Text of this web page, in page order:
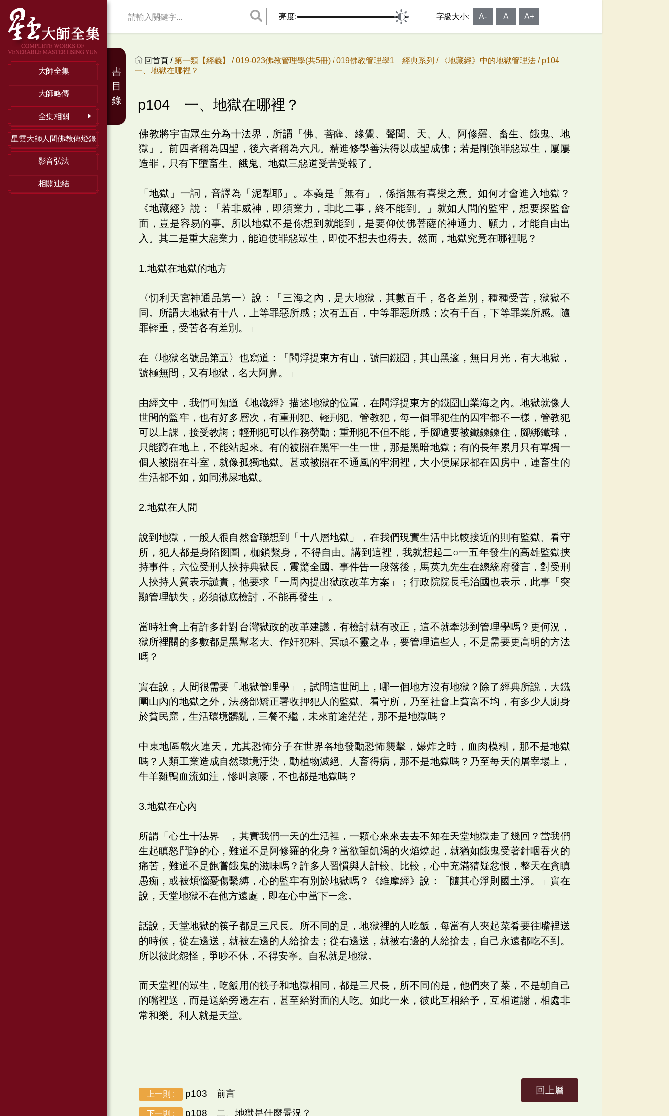
大師全集
大師略傳
全集相關
星雲大師人間佛教傳燈錄
影音弘法
相關連結
亮度: 字級大小: A- A A+
回首頁 /第一類【經義】 /019-023佛教管理學(共5冊) /019佛教管理學1 經典系列 / 《地藏經》中的地獄管理法 / p104
一、地獄在哪裡？
p104 一、地獄在哪裡？
佛教將宇宙眾生分為十法界，所謂「佛、菩薩、緣覺、聲聞、天、人、阿修羅、畜生、餓鬼、地
獄」。前四者稱為四聖，後六者稱為六凡。精進修學善法得以成聖成佛；若是剛強罪惡眾生，屢屢
造罪，只有下墮畜生、餓鬼、地獄三惡道受苦受報了。
「地獄」一詞，音譯為「泥犁耶」。本義是「無有」，係指無有喜樂之意。如何才會進入地獄？
《地藏經》說：「若非威神，即須業力，非此二事，終不能到。」就如人間的監牢，想要探監會
面，豈是容易的事。所以地獄不是你想到就能到，是要仰仗佛菩薩的神通力、願力，才能自由出
入。其二是重大惡業力，能迫使罪惡眾生，即使不想去也得去。然而，地獄究竟在哪裡呢？
1.地獄在地獄的地方
〈忉利天宮神通品第一〉說：「三海之內，是大地獄，其數百千，各各差別，種種受苦，獄獄不
同。所謂大地獄有十八，上等罪惡所感；次有五百，中等罪惡所感；次有千百，下等罪業所感。隨
罪輕重，受苦各有差別。」
在〈地獄名號品第五〉也寫道：「閻浮提東方有山，號曰鐵圍，其山黑邃，無日月光，有大地獄，
號極無間，又有地獄，名大阿鼻。」
由經文中，我們可知道《地藏經》描述地獄的位置，在閻浮提東方的鐵圍山業海之內。地獄就像人
世間的監牢，也有好多層次，有重刑犯、輕刑犯、管教犯，每一個罪犯住的囚牢都不一樣，管教犯
可以上課，接受教誨；輕刑犯可以作務勞動；重刑犯不但不能，手腳還要被鐵鍊鍊住，腳綁鐵球，
只能蹲在地上，不能站起來。有的被關在黑牢一生一世，那是黑暗地獄；有的長年累月只有單獨一
個人被關在斗室，就像孤獨地獄。甚或被關在不通風的牢洞裡，大小便屎尿都在囚房中，連畜生的
生活都不如，如同沸屎地獄。
2.地獄在人間
說到地獄，一般人很自然會聯想到「十八層地獄」，在我們現實生活中比較接近的則有監獄、看守
所，犯人都是身陷囹圄，枷鎖繫身，不得自由。講到這裡，我就想起二○一五年發生的高雄監獄挾
持事件，六位受刑人挾持典獄長，震驚全國。事件告一段落後，馬英九先生在總統府發言，對受刑
人挾持人質表示譴責，他要求「一周內提出獄政改革方案」；行政院院長毛治國也表示，此事「突
顯管理缺失，必須徹底檢討，不能再發生」。
當時社會上有許多針對台灣獄政的改革建議，有檢討就有改正，這不就牽涉到管理學嗎？更何況，
獄所裡關的多數都是黑幫老大、作奸犯科、冥頑不靈之輩，要管理這些人，不是需要更高明的方法
嗎？
實在說，人間很需要「地獄管理學」，試問這世間上，哪一個地方沒有地獄？除了經典所說，大鐵
圍山內的地獄之外，法務部矯正署收押犯人的監獄、看守所，乃至社會上貧富不均，有多少人廁身
於貧民窟，生活環境髒亂，三餐不繼，未來前途茫茫，那不是地獄嗎？
中東地區戰火連天，尤其恐怖分子在世界各地發動恐怖襲擊，爆炸之時，血肉模糊，那不是地獄
嗎？人類工業造成自然環境汙染，動植物滅絕、人畜得病，那不是地獄嗎？乃至每天的屠宰場上，
牛羊雞鴨血流如注，慘叫哀嚎，不也都是地獄嗎？
3.地獄在心內
所謂「心生十法界」，其實我們一天的生活裡，一顆心來來去去不知在天堂地獄走了幾回？當我們
生起瞋怒鬥諍的心，難道不是阿修羅的化身？當欲望飢渴的火焰燒起，就猶如餓鬼受著針咽吞火的
痛苦，難道不是飽嘗餓鬼的滋味嗎？許多人習慣與人計較、比較，心中充滿猜疑忿恨，整天在貪瞋
愚痴，或被煩惱憂傷繫縛，心的監牢有別於地獄嗎？《維摩經》說：「隨其心淨則國土淨。」實在
說，天堂地獄不在他方遠處，即在心中當下一念。
話說，天堂地獄的筷子都是三尺長。所不同的是，地獄裡的人吃飯，每當有人夾起菜肴要往嘴裡送
的時候，從左邊送，就被左邊的人給搶去；從右邊送，就被右邊的人給搶去，自己永遠都吃不到。
所以彼此怨怪，爭吵不休，不得安寧。自私就是地獄。
而天堂裡的眾生，吃飯用的筷子和地獄相同，都是三尺長，所不同的是，他們夾了菜，不是朝自己
的嘴裡送，而是送給旁邊左右，甚至給對面的人吃。如此一來，彼此互相給予，互相道謝，相處非
常和樂。利人就是天堂。
上一則 : p103 前言
下一則 : p108 二、地獄是什麼景況？
回上層
書
目
錄